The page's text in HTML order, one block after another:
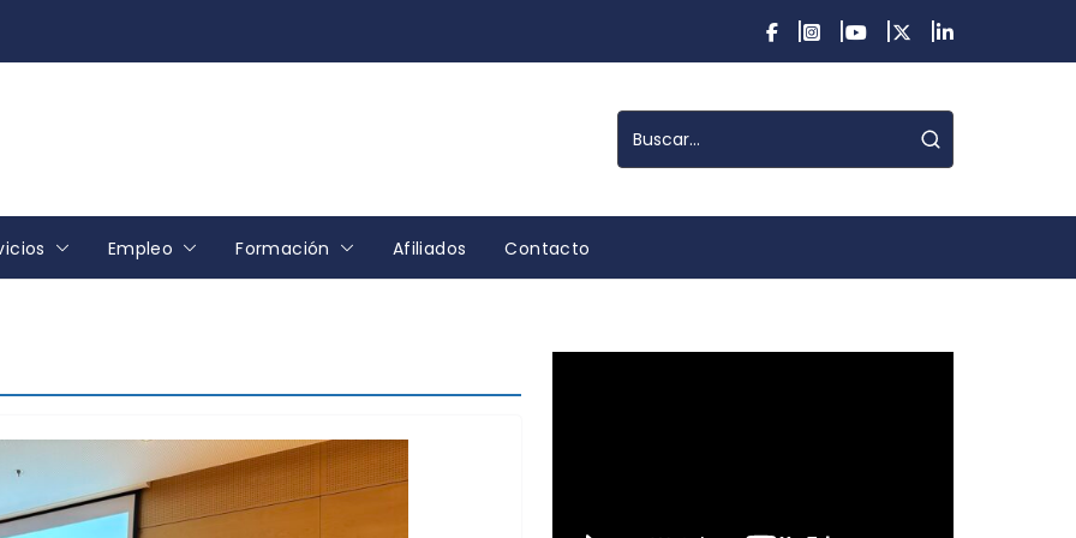
Empleo Formación Afiliados Contacto